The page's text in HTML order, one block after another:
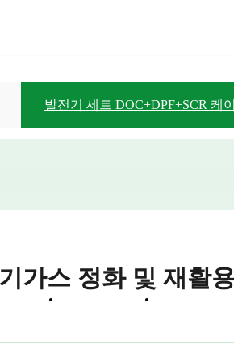
발전기 세트 DOC+DPF+SCR 케
가스 정화 및 재활